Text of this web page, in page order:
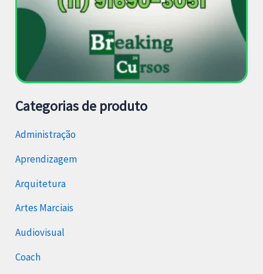
Categorias de produto
Administração
Aprendizagem
Arquitetura
Artes Marciais
Audiovisual
Coach